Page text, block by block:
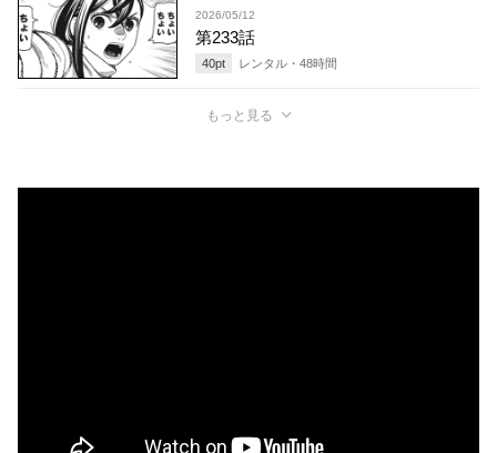
2026/05/12
第233話
40pt レンタル・ 48時間
もっと見る